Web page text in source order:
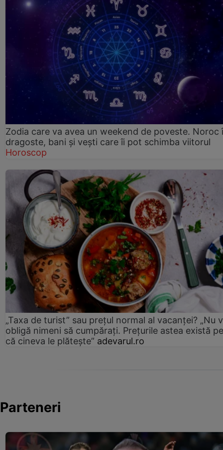
Zodia care va avea un weekend de poveste. Noroc
dragoste, bani și vești care îi pot schimba viitorul
Horoscop
„Taxa de turist” sau prețul normal al vacanței? „Nu
obligă nimeni să cumpărați. Prețurile astea există
că cineva le plătește” adevarul.ro
Parteneri